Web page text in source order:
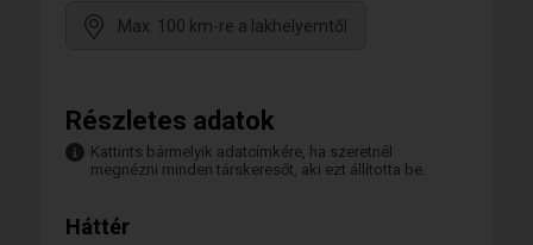
Max. 100 km-re a lakhelyemtől
Részletes adatok
Kattints bármelyik adatcímkére, ha szeretnél
megnézni minden társkeresőt, aki ezt állította be.
Háttér